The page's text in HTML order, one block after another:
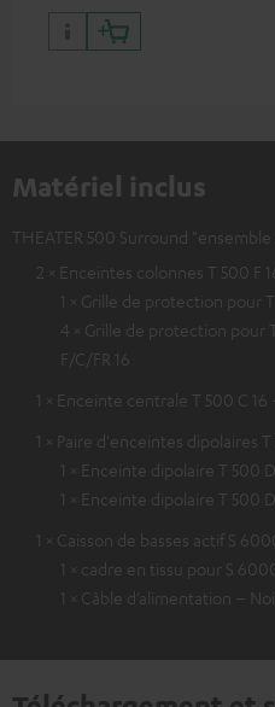
Matériel inclus
THEATER 500 Surround "ensemble
2 × Enceintes colonnes T 500 F
1 × Grille de protection pour
4 × Grille de protection pour
F/C/FR 16
1 × Enceinte centrale T 500 C 16
1 × Paire d'enceintes dipolaires
1 × Enceinte dipolaire T 500
1 × Enceinte dipolaire T 500
1 × Caisson de basses actif S
1 × cadre en tissu pour S
1 × Câble d’alimentation –